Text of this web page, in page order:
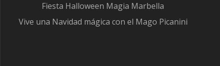
Fiesta Halloween Magia Marbella
Vive una Navidad mágica con el Mago Picanini